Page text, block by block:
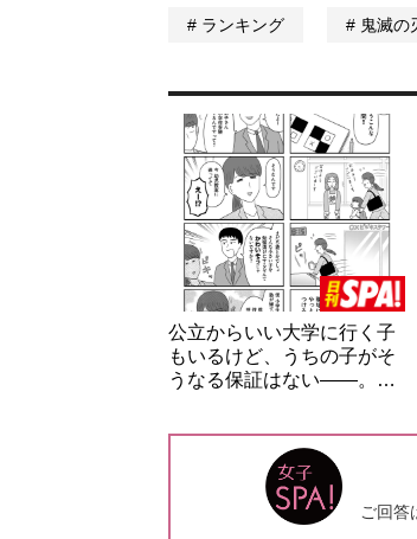
ランキング 鬼滅の
公立からいい大学に行く子
もいるけど、うちの子がそ
うなる保証はない――。…